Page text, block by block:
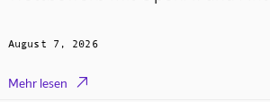
August 7, 2026
Mehr lesen 